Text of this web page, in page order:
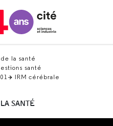
la santé
santé
01 IRM cérébrale
SANTÉ